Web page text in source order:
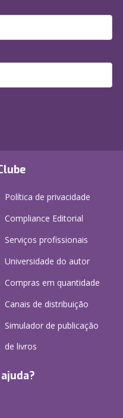
Política de privacidade
Compliance Editorial
Serviços profissionais
Universidade do autor
Compras em quantidade
Canais de distribuição
Simulador de publicação
de livros